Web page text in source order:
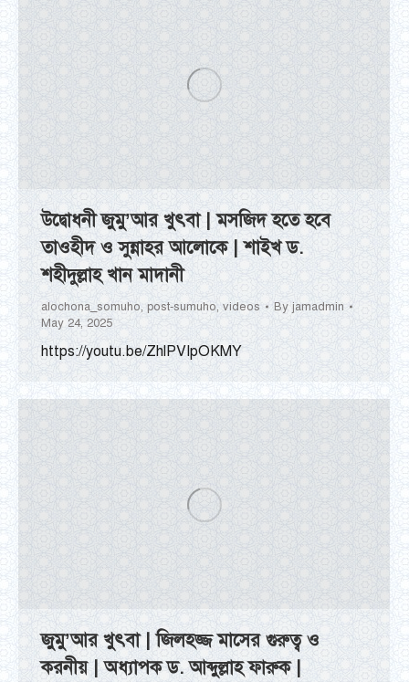
উদ্বোধনী জুমু’আর খুৎবা | মসজিদ হতে হবে
তাওহীদ ও সুন্নাহর আলোকে | শাইখ ড.
শহীদুল্লাহ খান মাদানী
alochona_somuho, post-sumuho, videos By jamadmin
May 24, 2025
https://youtu.be/ZhlPVIpOKMY
জুমু’আর খুৎবা | জিলহজ্জ মাসের গুরুত্ব ও
করনীয় | অধ্যাপক ড. আব্দুল্লাহ ফারুক |